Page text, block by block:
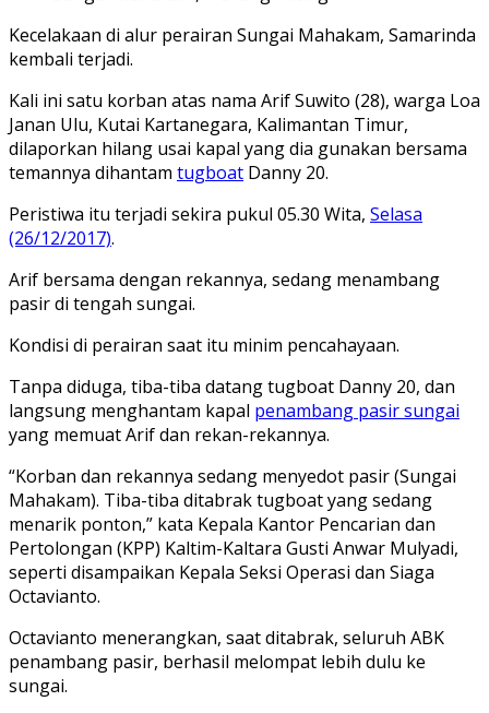
Kecelakaan di alur perairan Sungai Mahakam, Samarinda
kembali terjadi.
Kali ini satu korban atas nama Arif Suwito (28), warga Loa
Janan Ulu, Kutai Kartanegara, Kalimantan Timur,
dilaporkan hilang usai kapal yang dia gunakan bersama
temannya dihantam tugboat Danny 20.
Peristiwa itu terjadi sekira pukul 05.30 Wita, Selasa
(26/12/2017).
Arif bersama dengan rekannya, sedang menambang
pasir di tengah sungai.
Kondisi di perairan saat itu minim pencahayaan.
Tanpa diduga, tiba-tiba datang tugboat Danny 20, dan
langsung menghantam kapal penambang pasir sungai
yang memuat Arif dan rekan-rekannya.
“Korban dan rekannya sedang menyedot pasir (Sungai
Mahakam). Tiba-tiba ditabrak tugboat yang sedang
menarik ponton,” kata Kepala Kantor Pencarian dan
Pertolongan (KPP) Kaltim-Kaltara Gusti Anwar Mulyadi,
seperti disampaikan Kepala Seksi Operasi dan Siaga
Octavianto.
Octavianto menerangkan, saat ditabrak, seluruh ABK
penambang pasir, berhasil melompat lebih dulu ke
sungai.